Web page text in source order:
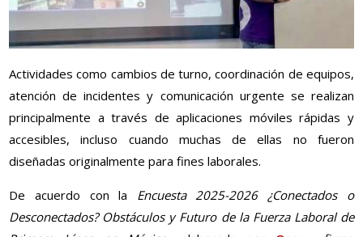
Actividades como cambios de turno, coordinación de equipos,
atención de incidentes y comunicación urgente se realizan
principalmente a través de aplicaciones móviles rápidas y
accesibles, incluso cuando muchas de ellas no fueron
diseñadas originalmente para fines laborales.
De acuerdo con la Encuesta 2025-2026 ¿Conectados o
Desconectados? Obstáculos y Futuro de la Fuerza Laboral de